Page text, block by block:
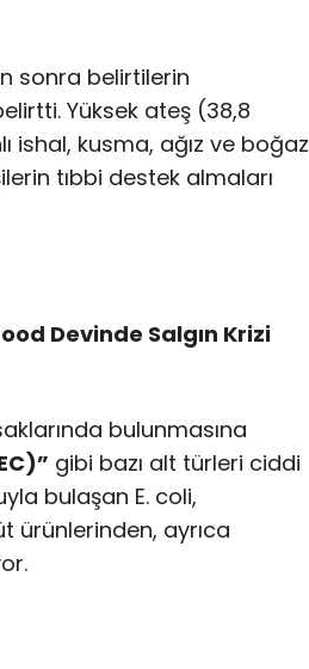
sonra belirtilerin
Yüksek ateş (38,8
ishal, kusma, ağız ve boğaz
tıbbi destek almaları
bulunmasına
gibi bazı alt türleri ciddi
bulaşan E. coli,
ürünlerinden, ayrıca